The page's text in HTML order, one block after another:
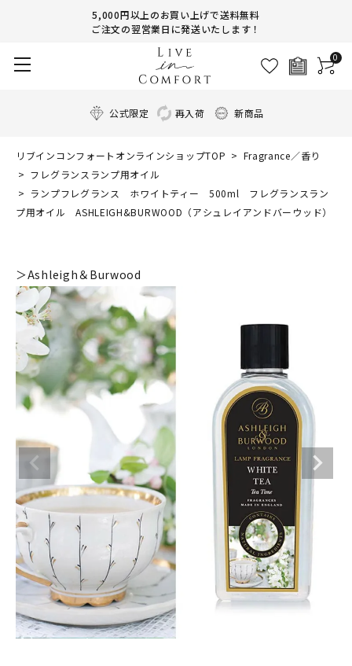
5,000円以上のお買い上げで送料無料
ご注文の翌営業日に発送いたします！
0
公式限定 再入荷 新商品
リブインコンフォートオンラインショップTOP
Fragrance／香り
フレグランスランプ用オイル
ランプフレグランス ホワイトティー 500ml フレグランスラン
プ用オイル ASHLEIGH&BURWOOD（アシュレイアンドバーウッド）
＞Ashleigh＆Burwood